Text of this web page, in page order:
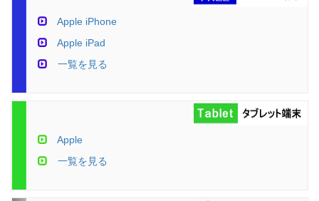
Apple iPhone
Apple iPad
一覧を見る
Apple
一覧を見る